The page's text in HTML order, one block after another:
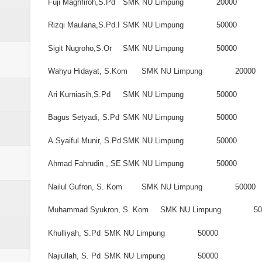
Fuji Maghfiroh,S.Pd SMK NU Limpung 20000
Rizqi Maulana,S.Pd.I SMK NU Limpung 50000
Sigit Nugroho,S.Or SMK NU Limpung 50000
Wahyu Hidayat, S.Kom SMK NU Limpung 20000
Ari Kurniasih,S.Pd SMK NU Limpung 50000
Bagus Setyadi, S.Pd SMK NU Limpung 50000
A.Syaiful Munir, S.Pd SMK NU Limpung 50000
Ahmad Fahrudin , SE SMK NU Limpung 50000
Nailul Gufron, S. Kom SMK NU Limpung 50000
Muhammad Syukron, S. Kom SMK NU Limpung
Khulliyah, S.Pd SMK NU Limpung 50000
Najiullah, S. Pd SMK NU Limpung 50000